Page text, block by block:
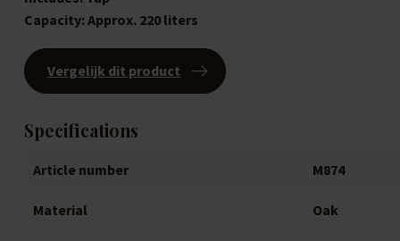
Capacity: Approx. 220 liters
Vergelijk dit product
Specifications
Article number M874
Material Oak